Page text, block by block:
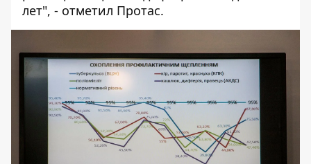
лет", - отметил Протас.